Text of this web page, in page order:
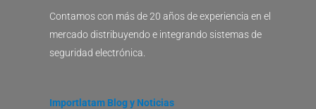
Contamos con más de 20 años de experiencia en el
mercado distribuyendo e integrando sistemas de
seguridad electrónica.
Importlatam Blog y Noticias